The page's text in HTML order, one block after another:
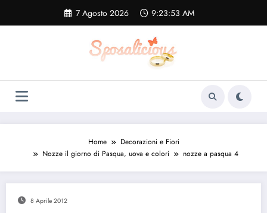
contenuto
7 Agosto 2026 9:23:54 AM
Home
Decorazioni e Fiori
Nozze il giorno di Pasqua, uova e colori
nozze a pasqua 4
8 Aprile 2012